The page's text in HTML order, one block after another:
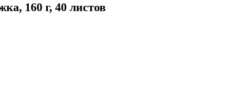
160 г, 40 листов